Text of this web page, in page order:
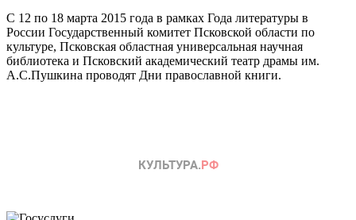
С 12 по 18 марта 2015 года в рамках Года литературы в
России Государственный комитет Псковской области по
культуре, Псковская областная универсальная научная
библиотека и Псковский академический театр драмы им.
А.С.Пушкина проводят Дни православной книги.